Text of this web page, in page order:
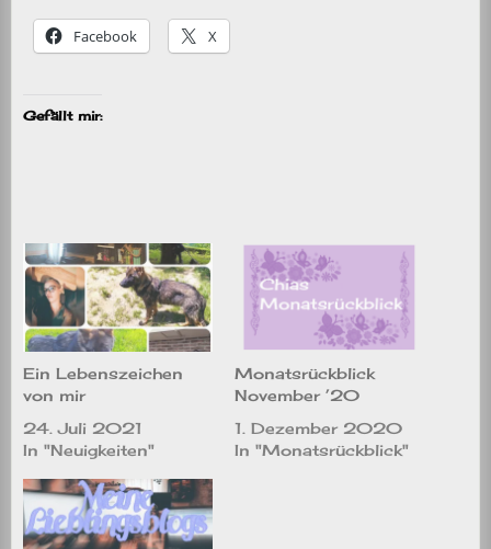
Facebook X
Gefällt mir:
Ein Lebenszeichen
von mir
24. Juli 2021
In "Neuigkeiten"
Monatsrückblick
November ’20
1. Dezember 2020
In "Monatsrückblick"